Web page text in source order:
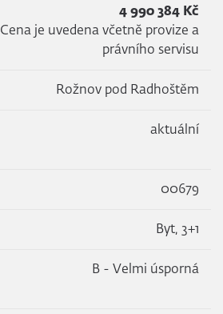
4 990 384 Kč
Cena je uvedena včetně provize a
právního servisu
Rožnov pod Radhoštěm
aktuální
00679
Byt, 3+1
B - Velmi úsporná